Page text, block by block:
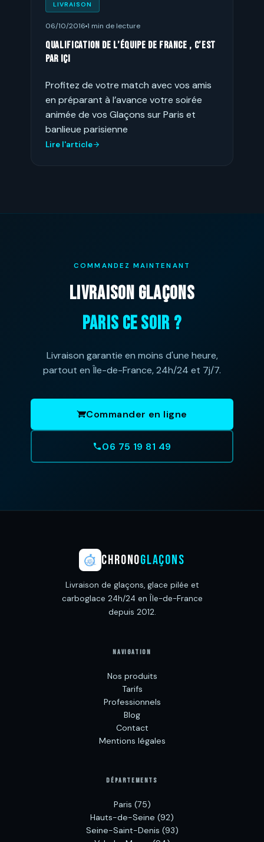
LIVRAISON
06/10/2016 1 min de lecture
Qualification de l’équipe de France , c’est
par içi
Profitez de votre match avec vos amis
en préparant à l’avance votre soirée
animée de vos Glaçons sur Paris et
banlieue parisienne
Lire l'article
COMMANDEZ MAINTENANT
LIVRAISON GLAÇONS
PARIS CE SOIR ?
Livraison garantie en moins d'une heure,
partout en Île-de-France, 24h/24 et 7j/7.
Commander en ligne
06 75 19 81 49
CHRONOGLAÇONS
Livraison de glaçons, glace pilée et
carboglace 24h/24 en Île-de-France
depuis 2012.
NAVIGATION
Nos produits
Tarifs
Professionnels
Blog
Contact
Mentions légales
DÉPARTEMENTS
Paris (75)
Hauts-de-Seine (92)
Seine-Saint-Denis (93)